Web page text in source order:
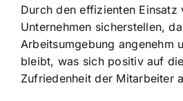
Durch den effizienten Einsatz
Unternehmen sicherstellen,
Arbeitsumgebung angenehm
bleibt, was sich positiv auf
Zufriedenheit der Mitarbeiter